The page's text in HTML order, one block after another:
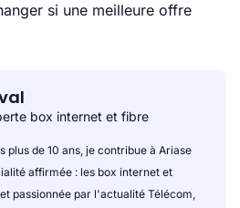
si une meilleure offre
box internet et fibre
plus de 10 ans, je contribue à Ariase
affirmée : les box internet et
passionnée par l'actualité Télécom,